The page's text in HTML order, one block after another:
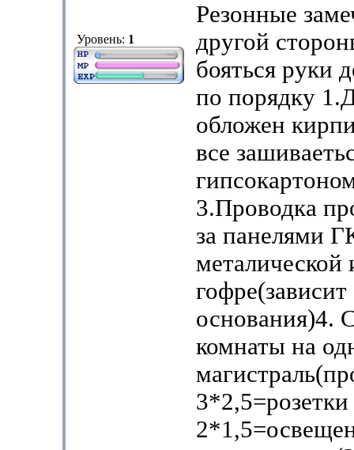
Уровень: 1
Резонные
другой
бояться руки
по порядку
обложен
все
3.Проводка
за панелями
металической
гофре(зависит
основания)4.
комнаты на